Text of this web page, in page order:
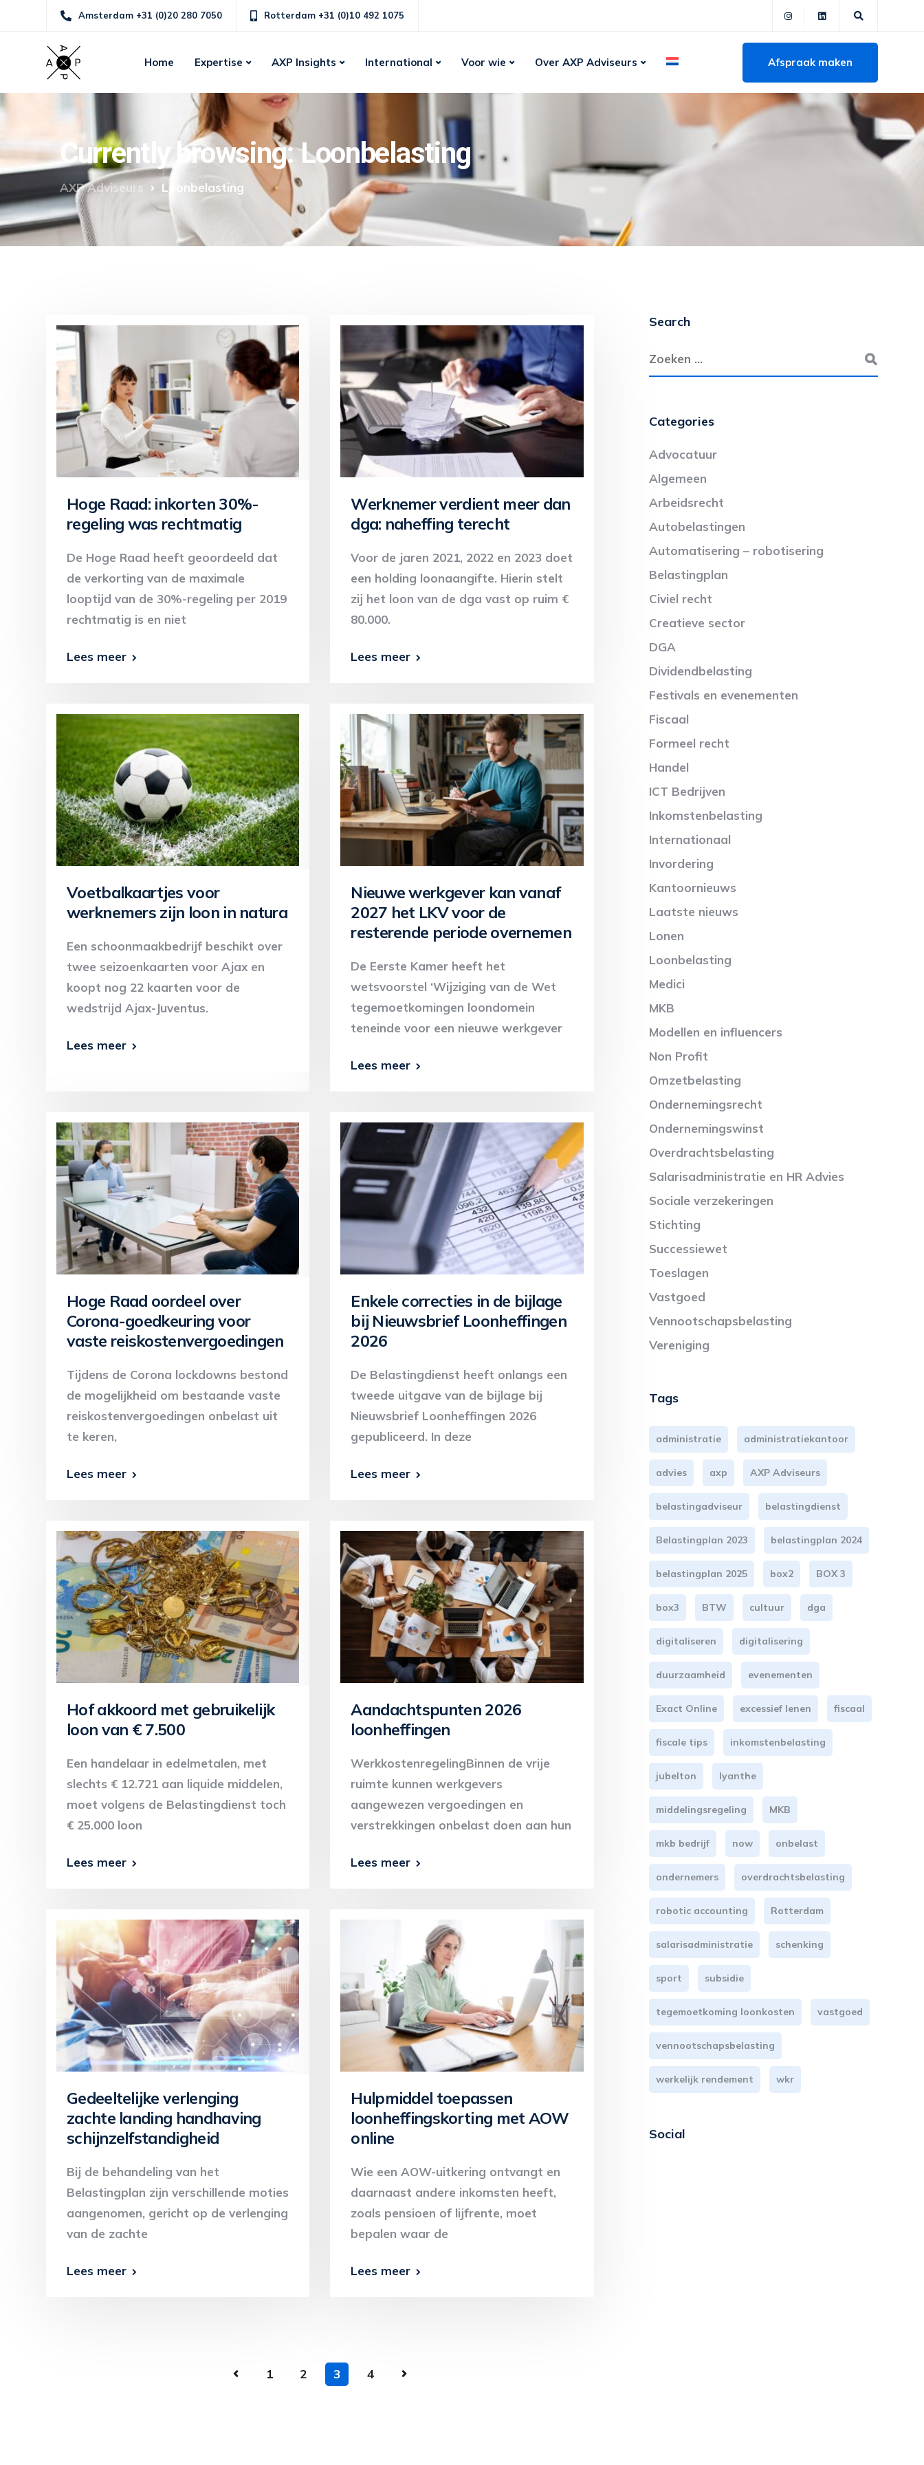
Amsterdam +31 (0)20 280 7050 Rotterdam +31 (0)10 492 1075
Home Expertise AXP Insights International Voor wie Over AXP Adviseurs Afspraak maken
Currently browsing: Loonbelasting
AXP Adviseurs Loonbelasting
Hoge Raad: inkorten 30%-
regeling was rechtmatig
De Hoge Raad heeft geoordeeld dat
de verkorting van de maximale
looptijd van de 30%-regeling per 2019
rechtmatig is en niet
Lees meer
Werknemer verdient meer dan
dga: naheffing terecht
Voor de jaren 2021, 2022 en 2023 doet
een holding loonaangifte. Hierin stelt
zij het loon van de dga vast op ruim €
80.000.
Lees meer
Voetbalkaartjes voor
werknemers zijn loon in natura
Een schoonmaakbedrijf beschikt over
twee seizoenkaarten voor Ajax en
koopt nog 22 kaarten voor de
wedstrijd Ajax-Juventus.
Lees meer
Nieuwe werkgever kan vanaf
2027 het LKV voor de
resterende periode overnemen
De Eerste Kamer heeft het
wetsvoorstel ‘Wijziging van de Wet
tegemoetkomingen loondomein
teneinde voor een nieuwe werkgever
Lees meer
Hoge Raad oordeel over
Corona-goedkeuring voor
vaste reiskostenvergoedingen
Tijdens de Corona lockdowns bestond
de mogelijkheid om bestaande vaste
reiskostenvergoedingen onbelast uit
te keren,
Lees meer
Enkele correcties in de bijlage
bij Nieuwsbrief Loonheffingen
2026
De Belastingdienst heeft onlangs een
tweede uitgave van de bijlage bij
Nieuwsbrief Loonheffingen 2026
gepubliceerd. In deze
Lees meer
Hof akkoord met gebruikelijk
loon van € 7.500
Een handelaar in edelmetalen, met
slechts € 12.721 aan liquide middelen,
moet volgens de Belastingdienst toch
€ 25.000 loon
Lees meer
Aandachtspunten 2026
loonheffingen
WerkkostenregelingBinnen de vrije
ruimte kunnen werkgevers
aangewezen vergoedingen en
verstrekkingen onbelast doen aan hun
Lees meer
Gedeeltelijke verlenging
zachte landing handhaving
schijnzelfstandigheid
Bij de behandeling van het
Belastingplan zijn verschillende moties
aangenomen, gericht op de verlenging
van de zachte
Lees meer
Hulpmiddel toepassen
loonheffingskorting met AOW
online
Wie een AOW-uitkering ontvangt en
daarnaast andere inkomsten heeft,
zoals pensioen of lijfrente, moet
bepalen waar de
Lees meer
1 2 3 4
Search
Categories
Advocatuur
Algemeen
Arbeidsrecht
Autobelastingen
Automatisering – robotisering
Belastingplan
Civiel recht
Creatieve sector
DGA
Dividendbelasting
Festivals en evenementen
Fiscaal
Formeel recht
Handel
ICT Bedrijven
Inkomstenbelasting
Internationaal
Invordering
Kantoornieuws
Laatste nieuws
Lonen
Loonbelasting
Medici
MKB
Modellen en influencers
Non Profit
Omzetbelasting
Ondernemingsrecht
Ondernemingswinst
Overdrachtsbelasting
Salarisadministratie en HR Advies
Sociale verzekeringen
Stichting
Successiewet
Toeslagen
Vastgoed
Vennootschapsbelasting
Vereniging
Tags
administratie administratiekantoor
advies axp AXP Adviseurs
belastingadviseur belastingdienst
Belastingplan 2023 belastingplan 2024
belastingplan 2025 box2 BOX 3
box3 BTW cultuur dga
digitaliseren digitalisering
duurzaamheid evenementen
Exact Online excessief lenen fiscaal
fiscale tips inkomstenbelasting
jubelton lyanthe
middelingsregeling MKB
mkb bedrijf now onbelast
ondernemers overdrachtsbelasting
robotic accounting Rotterdam
salarisadministratie schenking
sport subsidie
tegemoetkoming loonkosten vastgoed
vennootschapsbelasting
werkelijk rendement wkr
Social